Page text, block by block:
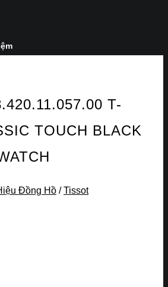
T-
TOUCH BLACK
Đồng Hồ / Tissot